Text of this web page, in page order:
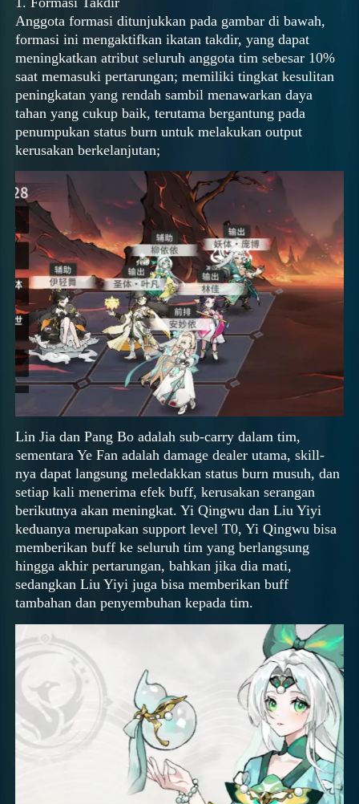
Anggota formasi ditunjukkan pada gambar di bawah,
formasi ini mengaktifkan ikatan takdir, yang dapat
meningkatkan atribut seluruh anggota tim sebesar 10%
saat memasuki pertarungan; memiliki tingkat kesulitan
peningkatan yang rendah sambil menawarkan daya
tahan yang cukup baik, terutama bergantung pada
penumpukan status burn untuk melakukan output
kerusakan berkelanjutan;
Lin Jia dan Pang Bo adalah sub-carry dalam tim,
sementara Ye Fan adalah damage dealer utama, skill-
nya dapat langsung meledakkan status burn musuh, dan
setiap kali menerima efek buff, kerusakan serangan
berikutnya akan meningkat. Yi Qingwu dan Liu Yiyi
keduanya merupakan support level T0, Yi Qingwu bisa
memberikan buff ke seluruh tim yang berlangsung
hingga akhir pertarungan, bahkan jika dia mati,
sedangkan Liu Yiyi juga bisa memberikan buff
tambahan dan penyembuhan kepada tim.